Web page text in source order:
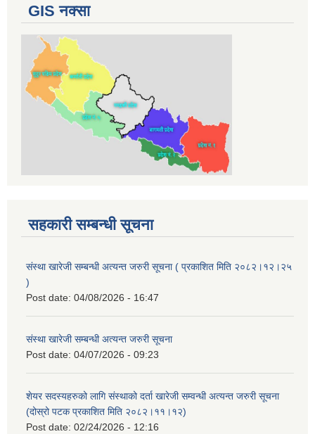
GIS नक्सा
सहकारी सम्बन्धी सूचना
संस्था खारेजी सम्बन्धी अत्यन्त जरुरी सूचना ( प्रकाशित मिति २०८२।१२।२५
)
Post date: 04/08/2026 - 16:47
संस्था खारेजी सम्बन्धी अत्यन्त जरुरी सूचना
Post date: 04/07/2026 - 09:23
शेयर सदस्यहरुको लागि संस्थाको दर्ता खारेजी सम्वन्धी अत्यन्त जरुरी सूचना
(दोस्रो पटक प्रकाशित मिति २०८२।११।१२)
Post date: 02/24/2026 - 12:16